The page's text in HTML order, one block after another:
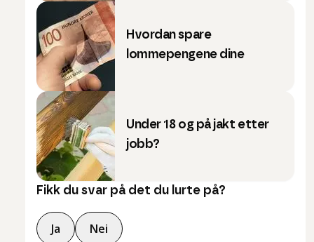
Hvordan spare
lommepengene dine
Under 18 og på jakt etter
jobb?
Fikk du svar på det du lurte på?
Ja Nei